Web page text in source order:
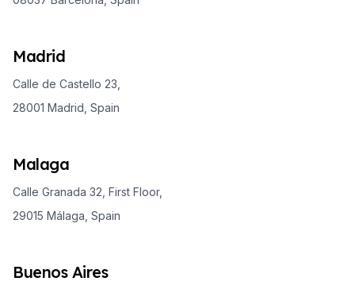
Madrid
Calle de Castello 23,
28001 Madrid, Spain
Malaga
Calle Granada 32, First Floor,
29015 Málaga, Spain
Buenos Aires